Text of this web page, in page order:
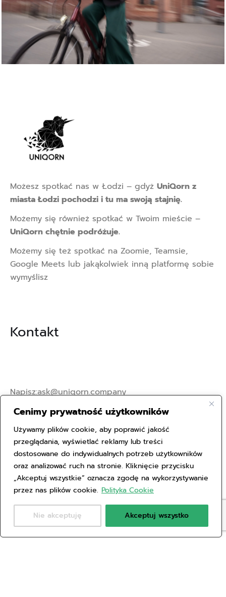
Cenimy prywatność użytkowników
Używamy plików cookie, aby poprawić jakość
przeglądania, wyświetlać reklamy lub treści
dostosowane do indywidualnych potrzeb użytkowników
oraz analizować ruch na stronie. Kliknięcie przycisku
„Akceptuj wszystkie” oznacza zgodę na wykorzystywanie
przez nas plików cookie. Polityka Cookie
Nie akceptuję Akceptuj wszystko
Możesz spotkać nas w Łodzi – gdyż UniQorn z
miasta Łodzi pochodzi i tu ma swoją stajnię.
Możemy się również spotkać w Twoim mieście –
UniQorn chętnie podróżuje.
Możemy się też spotkać na Zoomie, Teamsie,
Google Meets lub jakąkolwiek inną platformę sobie
wymyślisz
Kontakt
Napisz:ask@uniqorn.company
+ 48 665 490 777
Oferta
Alfabet dotacji